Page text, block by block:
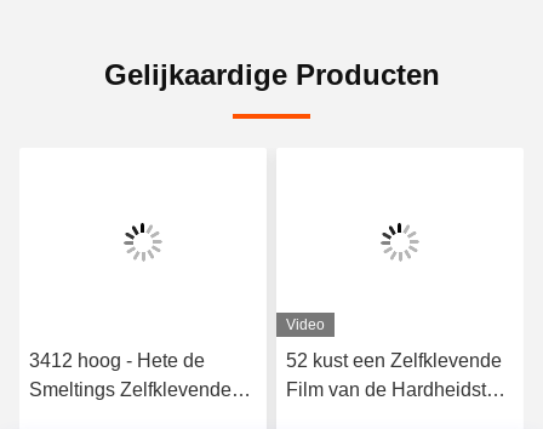
Gelijkaardige Producten
3412 hoog - Hete de
Smeltings Zelfklevende
Video
52 kust een Zelfklevende
Film van de Hardheidstpu